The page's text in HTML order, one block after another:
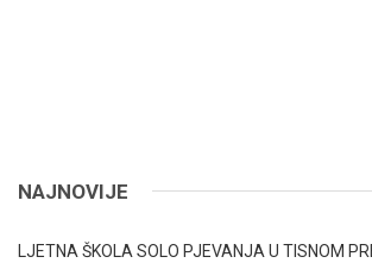
NAJNOVIJE
LJETNA ŠKOLA SOLO PJEVANJA U TISNOM